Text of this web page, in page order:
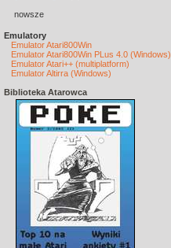
nowsze
Emulatory
Emulator Atari800Win
Emulator Atari800Win PLus 4.0 (Windows)
Emulator Atari++ (multiplatform)
Emulator Altirra (Windows)
Biblioteka Atarowca